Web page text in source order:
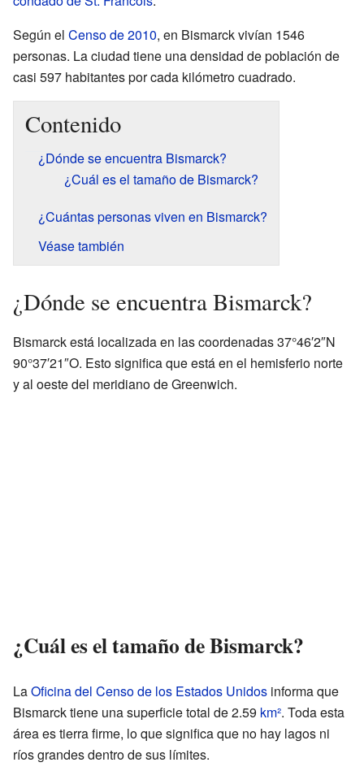
Según el Censo de 2010, en Bismarck vivían 1546
personas. La ciudad tiene una densidad de población de
casi 597 habitantes por cada kilómetro cuadrado.
Contenido
¿Dónde se encuentra Bismarck?
¿Cuál es el tamaño de Bismarck?
¿Cuántas personas viven en Bismarck?
Véase también
¿Dónde se encuentra Bismarck?
Bismarck está localizada en las coordenadas 37°46′2″N
90°37′21″O. Esto significa que está en el hemisferio norte
y al oeste del meridiano de Greenwich.
¿Cuál es el tamaño de Bismarck?
LaOficina del Censo de los Estados Unidos informa que
Bismarck tiene una superficie total de 2.59 km². Toda esta
área es tierra firme, lo que significa que no hay lagos ni
ríos grandes dentro de sus límites.